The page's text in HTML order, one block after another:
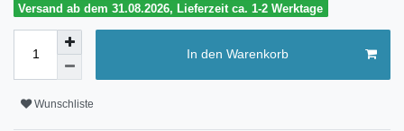
Versand ab dem 31.08.2026, Lieferzeit ca. 1-2 Werktage
In den Warenkorb
Wunschliste